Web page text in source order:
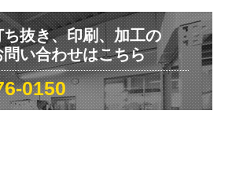
抜き、印刷、加工の
い合わせはこちら
0150